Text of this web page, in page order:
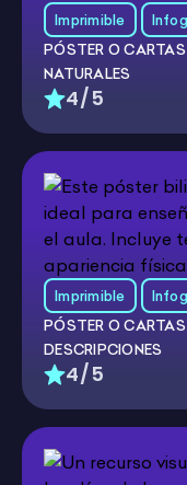
Imprimible
PÓSTER O
NATURALES
4/5
Imprimible
PÓSTER O
DESCRIPCIONES
4/5